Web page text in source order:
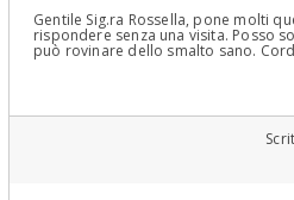
Gentile Sig.ra Rossella, pone molti
rispondere senza una visita. Posso
può rovinare dello smalto sano.